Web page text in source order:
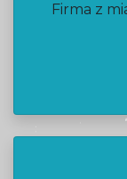
Firma z